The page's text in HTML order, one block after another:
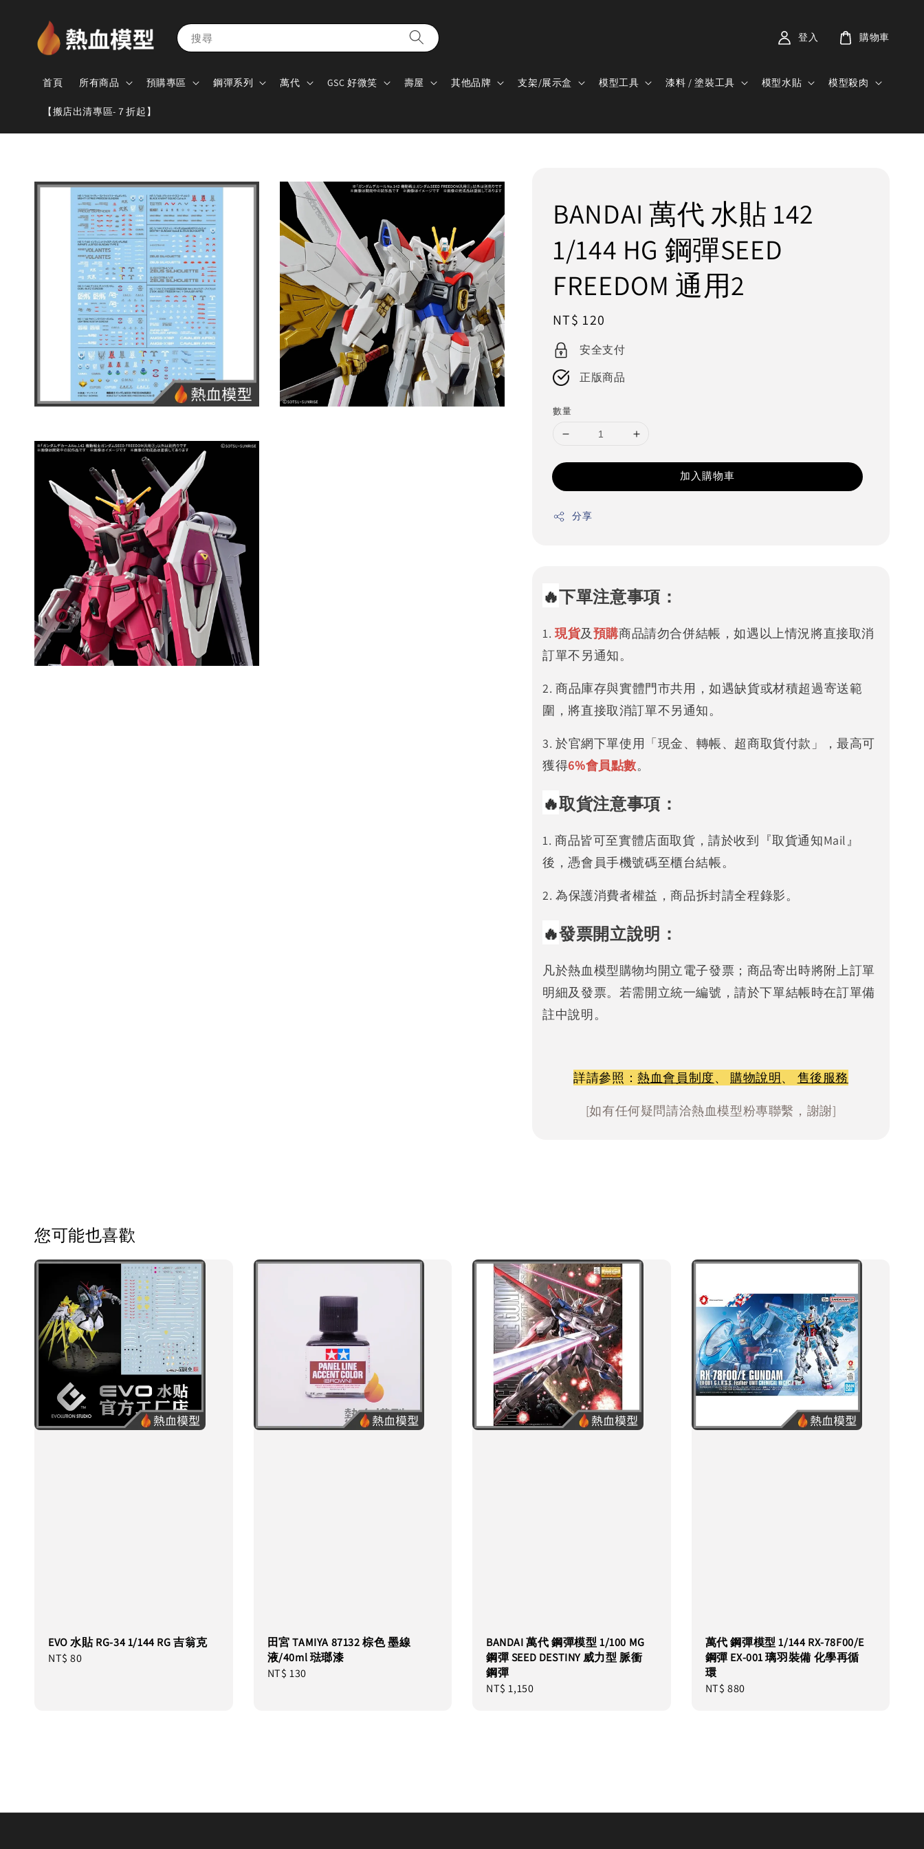
搜尋
首頁 所有商品 預購專區 鋼彈系列 萬代 GSC 好微笑 壽屋 其他品牌 支架/展示盒 模型工具 漆料 / 塗裝工具 模型水貼 模型殺肉
【搬店出清專區-７折起】
登入 購物車
BANDAI 萬代 水貼 142
1/144 HG 鋼彈SEED
FREEDOM 通用2
Regular
price
NT$ 120
安全支付
正版商品
數量
加入購物車
分享
🔥下單注意事項：
1. 現貨及預購商品請勿合併結帳，如遇以上情況將直接取消
訂單不另通知。
2. 商品庫存與實體門市共用，如遇缺貨或材積超過寄送範
圍，將直接取消訂單不另通知。
3. 於官網下單使用「現金、轉帳、超商取貨付款」，最高可
獲得6%會員點數。
🔥取貨注意事項：
1. 商品皆可至實體店面取貨，請於收到『取貨通知Mail』
後，憑會員手機號碼至櫃台結帳。
2. 為保護消費者權益，商品拆封請全程錄影。
🔥發票開立說明：
凡於熱血模型購物均開立電子發票；商品寄出時將附上訂單
明細及發票。若需開立統一編號，請於下單結帳時在訂單備
註中說明。
詳請參照：熱血會員制度、 購物說明、 售後服務
[如有任何疑問請洽熱血模型粉專聯繫，謝謝]
您可能也喜歡
EVO 水貼 RG-34 1/144 RG 吉翁克
Regular
NT$ 80
田宮 TAMIYA 87132 棕色 墨線
液/40ml 琺瑯漆
Regular
NT$ 130
BANDAI 萬代 鋼彈模型 1/100 MG
鋼彈 SEED DESTINY 威力型 脈衝
鋼彈
Regular
NT$ 1,150
萬代 鋼彈模型 1/144 RX-78F00/E
鋼彈 EX-001 璃羽裝備 化學再循
環
Regular
NT$ 880